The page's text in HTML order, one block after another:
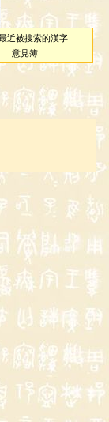
近被搜索的漢字
意見簿